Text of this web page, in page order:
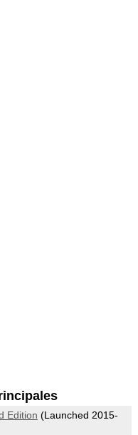
Edition (Launched 2015-